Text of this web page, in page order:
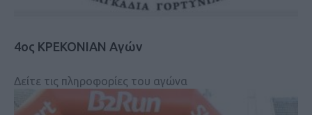
4ος KΡEKONIAN Αγών
Δείτε τις πληροφορίες του αγώνα